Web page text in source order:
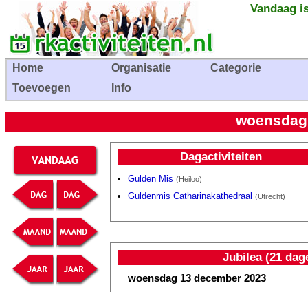
Vandaag
Home Organisatie
Categorie
Toevoegen
Info
Dagactiviteiten
Gulden Mis (Heiloo)
Guldenmis Catharinakathedraal (Utrecht)
Jubilea (21
woensdag 13 december 2023